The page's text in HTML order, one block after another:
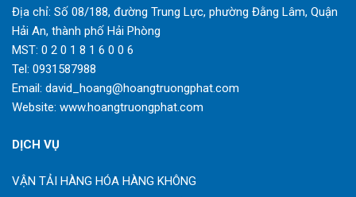
Địa chỉ: Số 08/188, đường Trung Lực, phường Đằng Lâm, Quận
Hải An, thành phố Hải Phòng
MST: 0 2 0 1 8 1 6 0 0 6
Tel: 0931587988
Email: david_hoang@hoangtruongphat.com
Website: www.hoangtruongphat.com
DỊCH VỤ
VẬN TẢI HÀNG HÓA HÀNG KHÔNG